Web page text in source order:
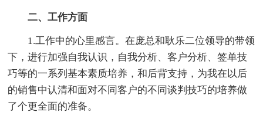
二、工作方面
1.工作中的心里感言。在庞总和耿乐二位领导的带领
下，进行加强自我认识，自我分析、客户分析、签单技
巧等的一系列基本素质培养，和后背支持，为我在以后
的销售中认清和面对不同客户的不同谈判技巧的培养做
了个更全面的准备。